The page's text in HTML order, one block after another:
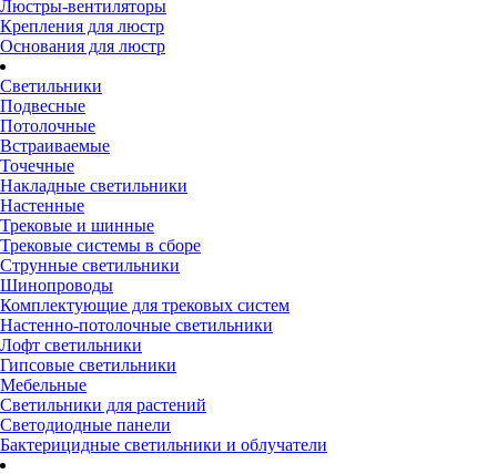
Люстры-вентиляторы
Крепления для люстр
Основания для люстр
Светильники
Подвесные
Потолочные
Встраиваемые
Точечные
Накладные светильники
Настенные
Трековые и шинные
Трековые системы в сборе
Струнные светильники
Шинопроводы
Комплектующие для трековых систем
Настенно-потолочные светильники
Лофт светильники
Гипсовые светильники
Мебельные
Светильники для растений
Светодиодные панели
Бактерицидные светильники и облучатели